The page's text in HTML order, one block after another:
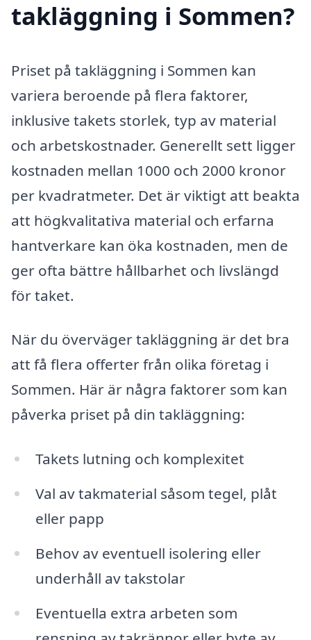
takläggning i Sommen?
Priset på takläggning i Sommen kan
variera beroende på flera faktorer,
inklusive takets storlek, typ av material
och arbetskostnader. Generellt sett ligger
kostnaden mellan 1000 och 2000 kronor
per kvadratmeter. Det är viktigt att beakta
att högkvalitativa material och erfarna
hantverkare kan öka kostnaden, men de
ger ofta bättre hållbarhet och livslängd
för taket.
När du överväger takläggning är det bra
att få flera offerter från olika företag i
Sommen. Här är några faktorer som kan
påverka priset på din takläggning:
Takets lutning och komplexitet
Val av takmaterial såsom tegel, plåt
eller papp
Behov av eventuell isolering eller
underhåll av takstolar
Eventuella extra arbeten som